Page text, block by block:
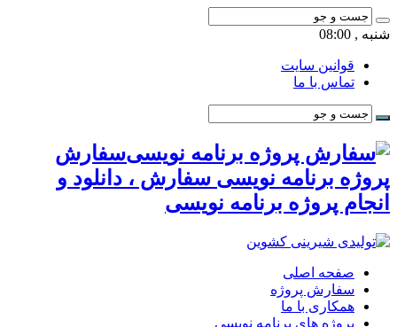
شنبه , 08:00
قوانین سایت
تماس با ما
سفارش
پروژه برنامه نویسی سفارش ، دانلود و
انجام پروژه برنامه نویسی
صفحه اصلی
سفارش پروژه
همکاری با ما
پروژه های برنامه نویسی